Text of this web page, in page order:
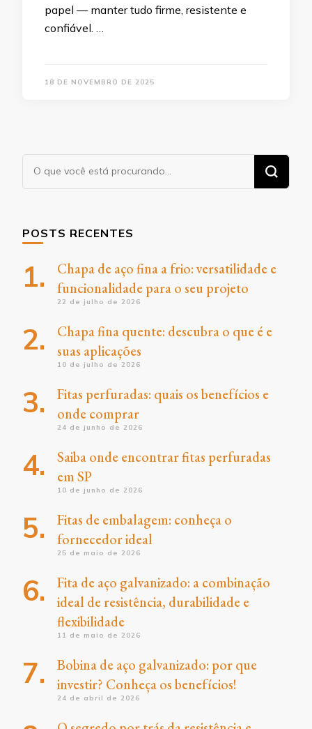
papel — manter tudo firme, resistente e
confiável. …
18 DE NOVEMBRO DE 2025
Procurando
algo?
POSTS RECENTES
Chapa de aço fina a frio: versatilidade e
funcionalidade para o seu projeto
22 de julho de 2026
Chapa fina quente: descubra o que é e
suas aplicações
10 de julho de 2026
Fitas perfuradas: quais os benefícios e
onde comprar
24 de junho de 2026
Saiba onde encontrar fitas perfuradas
em SP
10 de junho de 2026
Fitas de embalagem: conheça o
fornecedor ideal
25 de maio de 2026
Fita de aço galvanizado: a combinação
ideal de resistência, durabilidade e
flexibilidade
11 de maio de 2026
Bobina de aço galvanizado: por que
investir? Conheça os benefícios!
24 de abril de 2026